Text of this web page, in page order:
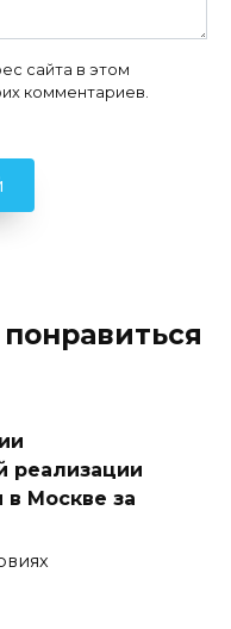
сайта в этом
комментариев.
реализации
Москве за